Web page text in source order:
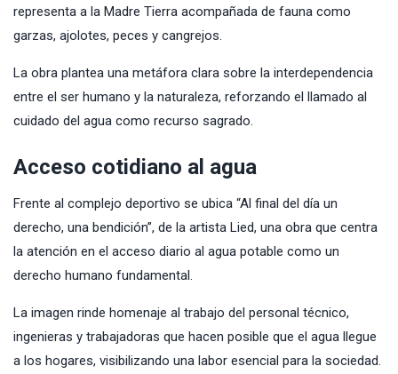
representa a la Madre Tierra acompañada de fauna como
garzas, ajolotes, peces y cangrejos.
La obra plantea una metáfora clara sobre la interdependencia
entre el ser humano y la naturaleza, reforzando el llamado al
cuidado del agua como recurso sagrado.
Acceso cotidiano al agua
Frente al complejo deportivo se ubica “Al final del día un
derecho, una bendición”, de la artista Lied, una obra que centra
la atención en el acceso diario al agua potable como un
derecho humano fundamental.
La imagen rinde homenaje al trabajo del personal técnico,
ingenieras y trabajadoras que hacen posible que el agua llegue
a los hogares, visibilizando una labor esencial para la sociedad.